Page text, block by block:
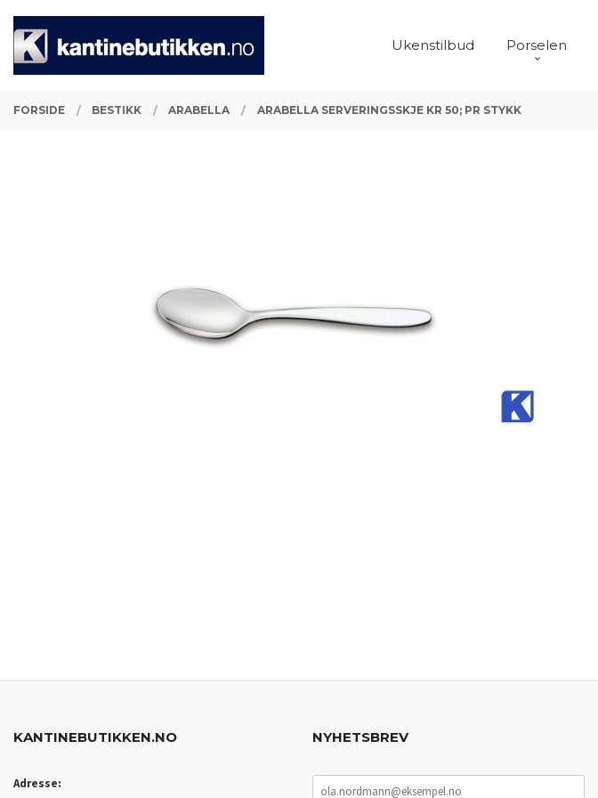
innholdet
PRODUKTER
Ukenstilbud Porselen
Lukk
FORSIDE BESTIKK ARABELLA ARABELLA SERVERINGSSKJE KR 50; PR STYKK
KANTINEBUTIKKEN.NO
Adresse:
NYHETSBREV